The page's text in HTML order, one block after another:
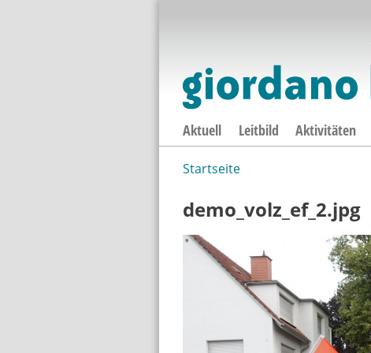
Aktuell Leitbild Aktivitäten
Startseite
demo_volz_ef_2.jpg